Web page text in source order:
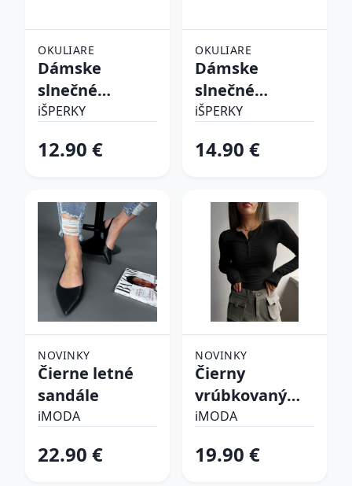
OKULIARE
Dámske
slnečné
okuliare
iŠPERKY
12.90 €
OKULIARE
Dámske
slnečné
okuliare
iŠPERKY
14.90 €
NOVINKY
Čierne letné
sandále
iMODA
22.90 €
NOVINKY
Čierny
vrúbkovaný
top
iMODA
19.90 €